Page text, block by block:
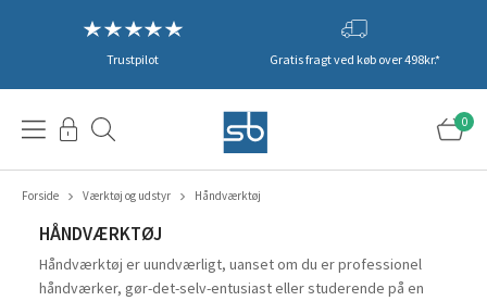
Trustpilot Gratis fragt ved køb over 498kr.*
0
Forside Værktøj og udstyr Håndværktøj
HÅNDVÆRKTØJ
Håndværktøj er uundværligt, uanset om du er professionel
håndværker, gør-det-selv-entusiast eller studerende på en